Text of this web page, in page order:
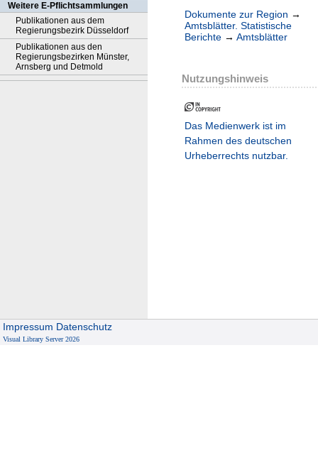
Weitere E-Pflichtsammlungen
Publikationen aus dem
Regierungsbezirk Düsseldorf
Publikationen aus den
Regierungsbezirken Münster,
Arnsberg und Detmold
Dokumente zur Region →
Amtsblätter. Statistische
Berichte → Amtsblätter
Nutzungshinweis
Das Medienwerk ist im
Rahmen des deutschen
Urheberrechts nutzbar.
Impressum Datenschutz
Visual Library Server 2026